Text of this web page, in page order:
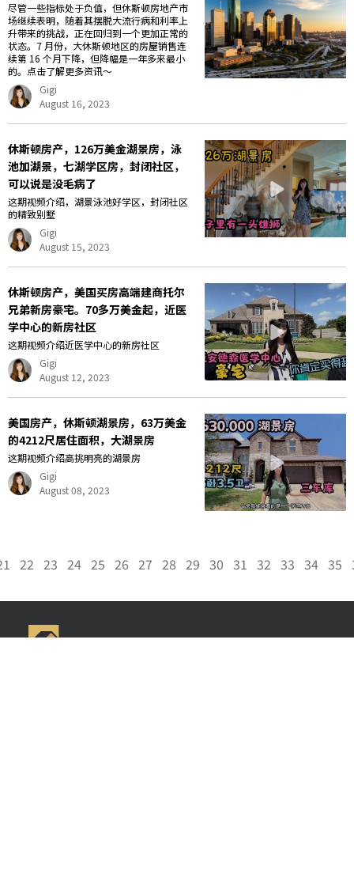
尽管一些指标处于负值，但休斯顿房地产市
场继续表明，随着其摆脱大流行病和利率上
升带来的挑战，正在回归到一个更加正常的
状态。7 月份，大休斯顿地区的房屋销售连
续第 16 个月下降，但降幅是一年多来最小
的。点击了解更多资讯～
Gigi
August 16, 2023
休斯顿房产，126万美金湖景房，泳
池加湖景，七湖学区房，封闭社区，
可以说是没毛病了
这期视频介绍，湖景泳池好学区，封闭社区
的精致别墅
Gigi
August 15, 2023
休斯顿房产，美国买房高端建商托尔
兄弟新房豪宅。70多万美金起，近医
学中心的新房社区
这期视频介绍近医学中心的新房社区
Gigi
August 12, 2023
美国房产，休斯顿湖景房，63万美金
的4212尺居住面积，大湖景房
这期视频介绍高挑明亮的湖景房
Gigi
August 08, 2023
22 23 24 25 26 27 28 29 30 31 32 33 34 35